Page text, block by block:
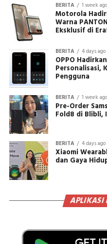
BERITA 1 week ago
Motorola
Warna
Eksklusif di
BERITA 4 days ago
OPPO
Personalisasi,
Pengguna
BERITA 1 week ago
Pre-Order
Fold8 di Blibli,
BERITA 4 days ago
Xiaomi
dan Gaya
APLIKASI